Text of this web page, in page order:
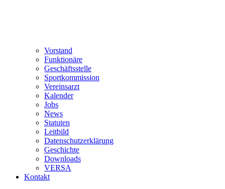
Vorstand
Funktionäre
Geschäftsstelle
Sportkommission
Vereinsarzt
Kalender
Jobs
News
Statuten
Leitbild
Datenschutzerklärung
Geschichte
Downloads
VERSA
Kontakt